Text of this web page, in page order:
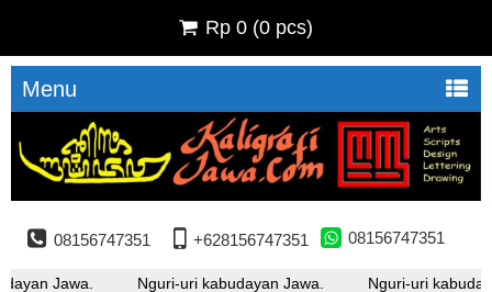
Menu
08156747351 +628156747351 08156747351
Rp 0 (0 pcs)
Jawa. Nguri-uri kabudayan Jawa. Nguri-uri